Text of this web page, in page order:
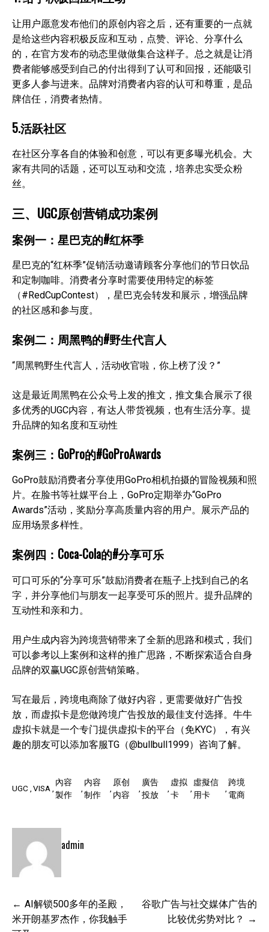
让用户愿意发布他们的原创内容之后，还有重要的一点就
是给这些内容积极反应和互动，点赞、评论、分享什么
的，在官方发布的动态里做做集合这样子。总之就是让消
费者能够感受到自己的付出得到了认可和回报，还能吸引
更多人参与进来。品牌对消费者内容的认可和尊重，是品
牌信任，消费者热情。
5.活跃社区
在社区分享各自的体验和创意，可以有更多曝光机会。大
家有共同的话题，还可以互动和交流，培养忠实受众粉
丝。
三、UGC原创营销成功案例
案例一：星巴克的#红杯季
星巴克的“红杯季”促销活动邀请顾客分享他们的节日饮品
和定制咖啡。消费者分享时需要使用特定的标签
（#RedCupContest），星巴克会转发和展示，增强品牌
的社区感和参与度。
案例二：周黑鸭的#野生代言人
“周黑鸭野生代言人，活动收官啦，你上榜了没？”
这是最近周黑鸭在公众号上发的推文，推文集合展示了很
多优秀的UGC内容，有达人带货视频，也有生活分享。提
升品牌的知名度和互动性
案例三：GoPro的#GoProAwards
GoPro鼓励消费者分享使用GoPro相机拍摄的冒险视频和照
片。在脸书等社媒平台上，GoPro定期举办“GoPro
Awards”活动，奖励分享高质量内容的用户。展示产品的
应用场景多样性。
案例四：Coca-Cola的#分享可乐
可口可乐的“分享可乐”鼓励消费者在瓶子上找到自己的名
字，并分享他们与朋友一起享受可乐的照片。提升品牌的
互动性和亲和力。
用户生成内容为跨境营销带来了全新的思路和模式，我们
可以参考以上案例和这样的推广思路，不断探索适合自身
品牌的双赢UGC原创营销策略。
写在最后，跨境电商除了做好内容，更需要做好广告投
放，而虚拟卡是您做跨境广告投放的最佳支付选择。牛牛
虚拟卡就是一个专门提供虚拟卡的平台（免KYC），有兴
趣的朋友可以添加客服TG（@bullbull1999）咨询了解。
UGC VISA
內容
製作
内容
制作
原创
内容
廣告
投放
虚拟
卡
虛擬信
用卡
跨境
電商
admin
文
章
AI解锁500多年的圣殿，
米开朗基罗杰作，你我触手
谷歌广告与社交媒体广告的
比较优劣势对比？